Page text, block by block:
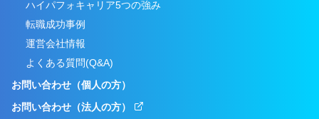
ハイパフォキャリア5つの強み
転職成功事例
運営会社情報
よくある質問(Q&A)
お問い合わせ（個人の方）
お問い合わせ（法人の方）